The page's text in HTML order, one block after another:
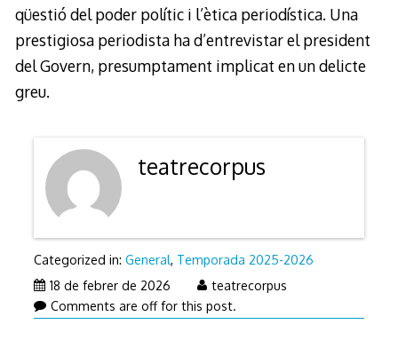
qüestió del poder polític i l’ètica periodística. Una
prestigiosa periodista ha d’entrevistar el president
del Govern, presumptament implicat en un delicte
greu.
teatrecorpus
Categorized in: General, Temporada 2025-2026
18 de febrer de 202627
de
teatrecorpus
Comments are off for this post.